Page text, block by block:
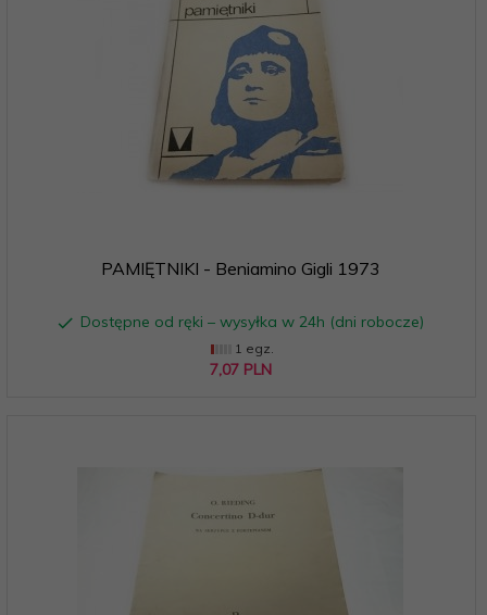
PAMIĘTNIKI - Beniamino Gigli 1973
Dostępne od ręki – wysyłka w 24h (dni robocze)
1 egz.
7,07 PLN